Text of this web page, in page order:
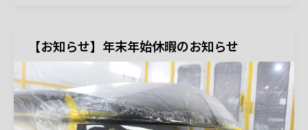
【お知らせ】年末年始休暇のお知らせ